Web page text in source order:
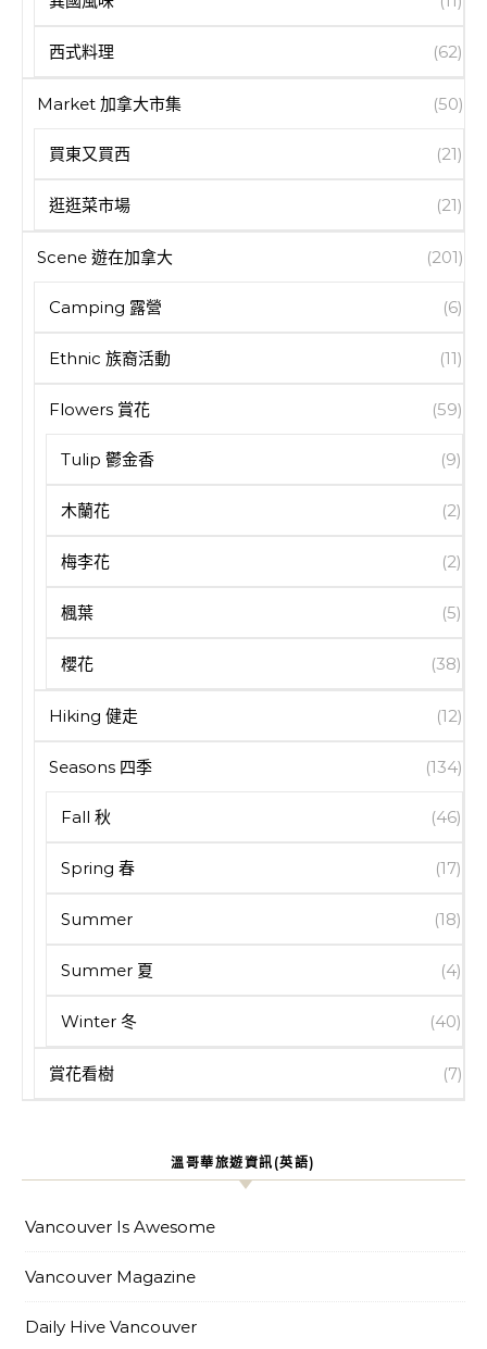
西式料理 (62)
Market 加拿大市集 (50)
買東又買西 (21)
逛逛菜市場 (21)
Scene 遊在加拿大 (201)
Camping 露營 (6)
Ethnic 族裔活動 (11)
Flowers 賞花 (59)
Tulip 鬱金香 (9)
木蘭花 (2)
梅李花 (2)
楓葉 (5)
櫻花 (38)
Hiking 健走 (12)
Seasons 四季 (134)
Fall 秋 (46)
Spring 春 (17)
Summer (18)
Summer 夏 (4)
Winter 冬 (40)
賞花看樹 (7)
溫哥華旅遊資訊(英語)
Vancouver Is Awesome
Vancouver Magazine
Daily Hive Vancouver